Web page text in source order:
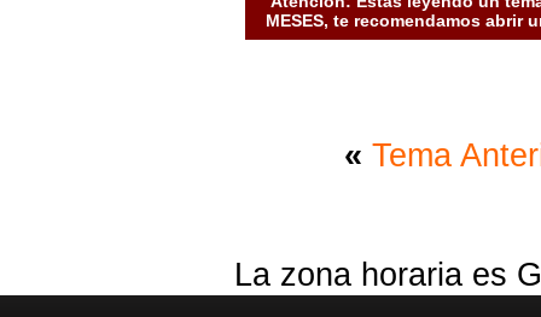
MESES, te recomendamos abrir
« Tema
La zona horaria es